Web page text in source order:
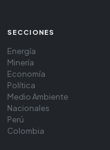
SECCIONES
Energía
Minería
Economía
Política
Medio Ambiente
Nacionales
Perú
Colombia